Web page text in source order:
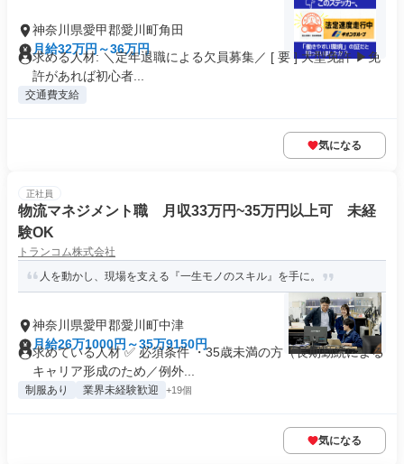
神奈川県愛甲郡愛川町角田
月給32万円～36万円
求める人材: ＼定年退職による欠員募集／ [ 要 ] 大型免許 ▶免
許があれば初心者...
交通費支給
気になる
正社員
物流マネジメント職 月収33万円~35万円以上可 未経
験OK
トランコム株式会社
人を動かし、現場を支える『一生モノのスキル』を手に。
神奈川県愛甲郡愛川町中津
月給26万1000円～35万9150円
求めている人材 ✅ 必須条件 ・35歳未満の方（長期勤続による
キャリア形成のため／例外...
制服あり 業界未経験歓迎 +19個
気になる